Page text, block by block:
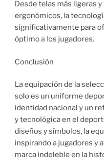
Desde telas más ligeras
ergonómicos, la
significativamente para
óptimo a los jugadores.
Conclusión
La equipación de la
solo es un uniforme
identidad nacional y un
y tecnológica en el
diseños y símbolos, la
inspirando a jugadores y
marca indeleble en la